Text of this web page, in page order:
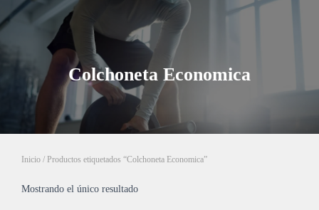
Colchoneta Economica
Inicio / Productos etiquetados “Colchoneta Economica”
Mostrando el único resultado